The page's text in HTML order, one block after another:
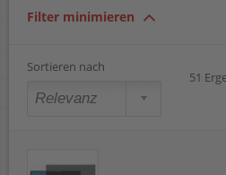
19,5 Zoll
22,0 Zoll
23,8 Zoll
27,0 Zoll
Filter minimieren
Sortieren nach
51